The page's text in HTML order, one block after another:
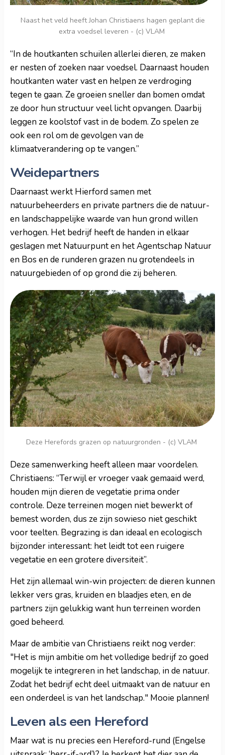
Naast het veld heeft Johan Christiaens hagen geplant die
extra voedsel leveren - (c) VLAM
“In de houtkanten schuilen allerlei dieren, ze maken
er nesten of zoeken naar voedsel. Daarnaast houden
houtkanten water vast en helpen ze verdroging
tegen te gaan. Ze groeien sneller dan bomen omdat
ze door hun structuur veel licht opvangen. Daarbij
leggen ze koolstof vast in de bodem. Zo spelen ze
ook een rol om de gevolgen van de
klimaatverandering op te vangen.”
Weidepartners
Daarnaast werkt Hierford samen met
natuurbeheerders en private partners die de natuur-
en landschappelijke waarde van hun grond willen
verhogen. Het bedrijf heeft de handen in elkaar
geslagen met Natuurpunt en het Agentschap Natuur
en Bos en de runderen grazen nu grotendeels in
natuurgebieden of op grond die zij beheren.
Deze Herefords grazen op natuurgronden - (c) VLAM
Deze samenwerking heeft alleen maar voordelen.
Christiaens: “Terwijl er vroeger vaak gemaaid werd,
houden mijn dieren de vegetatie prima onder
controle. Deze terreinen mogen niet bewerkt of
bemest worden, dus ze zijn sowieso niet geschikt
voor teelten. Begrazing is dan ideaal en ecologisch
bijzonder interessant: het leidt tot een ruigere
vegetatie en een grotere diversiteit”.
Het zijn allemaal win-win projecten: de dieren kunnen
lekker vers gras, kruiden en blaadjes eten, en de
partners zijn gelukkig want hun terreinen worden
goed beheerd.
Maar de ambitie van Christiaens reikt nog verder:
"Het is mijn ambitie om het volledige bedrijf zo goed
mogelijk te integreren in het landschap, in de natuur.
Zodat het bedrijf echt deel uitmaakt van de natuur en
een onderdeel is van het landschap." Mooie plannen!
Leven als een Hereford
Maar wat is nu precies een Hereford-rund (Engelse